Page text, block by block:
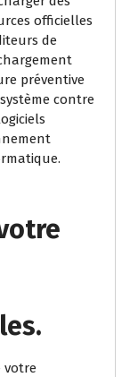
officielles
de
préventive
contre
votre